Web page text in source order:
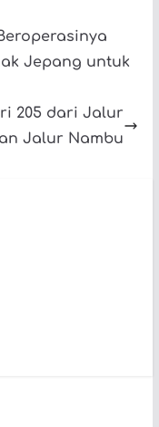
Jepang untuk
205 dari Jalur
Jalur Nambu